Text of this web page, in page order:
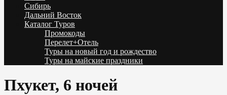
Сибирь
Дальний Восток
Каталог Туров
Промокоды
Перелет+Отель
Туры на новый год и рождество
Туры на майские праздники
Пхукет, 6 ночей